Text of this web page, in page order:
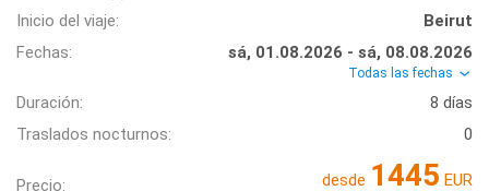
Inicio del viaje:
Beirut
Fechas:
sá, 01.08.2026 - sá, 08.08.2026
Todas las fechas
Duración:
8 días
Traslados nocturnos:
0
Precio: desde 1445 EUR